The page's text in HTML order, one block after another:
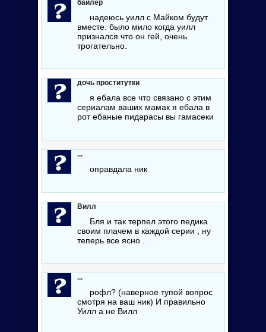
байлер
надеюсь уилл с Майком будут
вместе. было мило когда уилл
признался что он гей, очень
трогательно.
дочь проститутки
я ебала все что связано с этим
сериалам ваших мамак я ебала в
рот ебаные пидарасы вы гамасеки
...
оправдала ник
Вилл
Бля и так терпел этого педика
своим плачем в каждой серии , ну
теперь все ясно .
...
рофл? (наверное тупой вопрос
смотря на ваш ник) И правильно
Уилл а не Вилл